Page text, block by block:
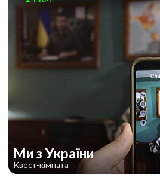
Ми з України
Квест-кімната